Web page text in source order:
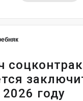
году